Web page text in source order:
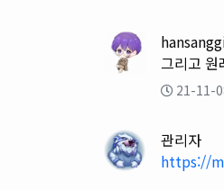
그리고
21-11-
관리자
https://